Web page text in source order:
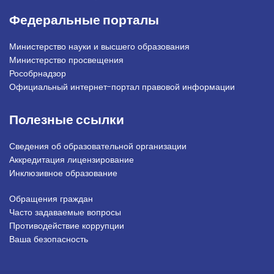
Федеральные порталы
Министерство науки и высшего образования
Министерство просвещения
Рособрнадзор
Официальный интернет-портал правовой информации
Полезные ссылки
Сведения об образовательной организации
Аккредитация лицензирование
Инклюзивное образование
Подвал_право
Обращения граждан
Часто задаваемые вопросы
Противодействие коррупции
Ваша безопасность